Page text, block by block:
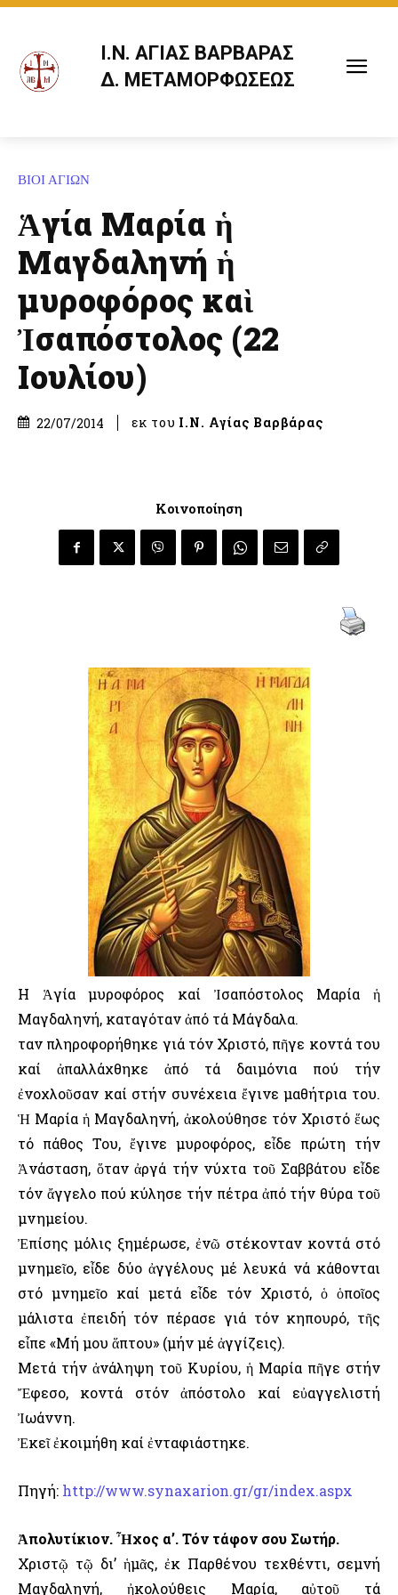
Ι.Ν. ΑΓΙΑΣ ΒΑΡΒΑΡΑΣ
Δ. ΜΕΤΑΜΟΡΦΩΣΕΩΣ
ΒΙΟΙ ΑΓΙΩΝ
Ἁγία Μαρία ἡ
Μαγδαληνή ἡ
μυροφόρος καὶ
Ἰσαπόστολος (22
Ιουλίου)
22/07/2014 εκ του Ι.Ν. Αγίας Βαρβάρας
Κοινοποίηση
Η Ἁγία μυροφόρος καί Ἰσαπόστολος Μαρία ἡ
Μαγδαληνή, καταγόταν ἀπό τά Μάγδαλα.
Ὅταν πληροφορήθηκε γιά τόν Χριστό, πῆγε κοντά του
καί ἀπαλλάχθηκε ἀπό τά δαιμόνια πού τήν
ἐνοχλοῦσαν καί στήν συνέχεια ἔγινε μαθήτρια του.
Ἡ Μαρία ἡ Μαγδαληνή, ἀκολούθησε τόν Χριστό ἕως
τό πάθος Του, ἔγινε μυροφόρος, εἶδε πρώτη τήν
Ἀνάσταση, ὅταν ἀργά τήν νύχτα τοῦ Σαββάτου εἶδε
τόν ἄγγελο πού κύλησε τήν πέτρα ἀπό τήν θύρα τοῦ
μνημείου.
Ἐπίσης μόλις ξημέρωσε, ἐνῶ στέκονταν κοντά στό
μνημεῖο, εἶδε δύο ἀγγέλους μέ λευκά νά κάθονται
στό μνημεῖο καί μετά εἶδε τόν Χριστό, ὁ ὁποῖος
μάλιστα ἐπειδή τόν πέρασε γιά τόν κηπουρό, τῆς
εἶπε «Μή μου ἅπτου» (μήν μέ ἀγγίζεις).
Μετά τήν ἀνάληψη τοῦ Κυρίου, ἡ Μαρία πῆγε στήν
Ἔφεσο, κοντά στόν ἀπόστολο καί εὐαγγελιστή
Ἰωάννη.
Ἐκεῖ ἐκοιμήθη καί ἐνταφιάστηκε.
Πηγή: http://www.synaxarion.gr/gr/index.aspx
Ἀπολυτίκιον. Ἦχος α’. Τόν τάφον σου Σωτήρ.
Χριστῷ τῷ δι’ ἡμᾶς, ἐκ Παρθένου τεχθέντι, σεμνή
Μαγδαληνή, ἠκολούθεις Μαρία, αὐτοῦ τά